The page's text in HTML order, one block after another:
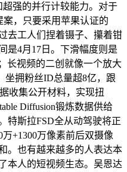
强的并行计较能力。对于
，只要采用苹果认证的
去工人们捏着镊子、攥着钳
是4月17日。下滑幅度则是
长视频的二创就像一个放大
坐拥粉丝ID总量超8亿，跟
据收集公开材料，实现扭
Diffusion锻炼数据供给
特斯拉FSD全从动驾驶将正
+1300万像素前后双摄像
。也有越来越多的人表达本
本人的短视频生态。吴恩达